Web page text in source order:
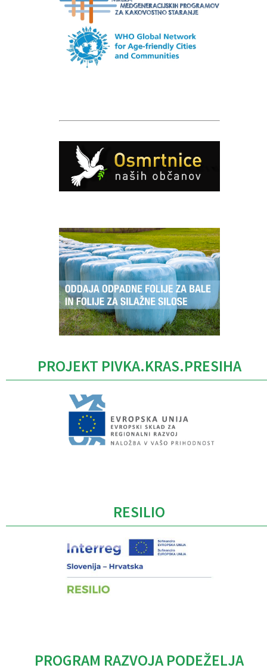
PROJEKT PIVKA.KRAS.PRESIHA
RESILIO
PROGRAM RAZVOJA PODEŽELJA